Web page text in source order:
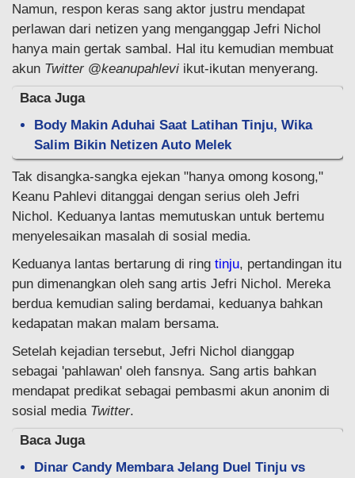
Namun, respon keras sang aktor justru mendapat
perlawan dari netizen yang menganggap Jefri Nichol
hanya main gertak sambal. Hal itu kemudian membuat
akun Twitter @keanupahlevi ikut-ikutan menyerang.
Baca Juga
Body Makin Aduhai Saat Latihan Tinju, Wika
Salim Bikin Netizen Auto Melek
Tak disangka-sangka ejekan "hanya omong kosong,"
Keanu Pahlevi ditanggai dengan serius oleh Jefri
Nichol. Keduanya lantas memutuskan untuk bertemu
menyelesaikan masalah di sosial media.
Keduanya lantas bertarung di ring tinju, pertandingan itu
pun dimenangkan oleh sang artis Jefri Nichol. Mereka
berdua kemudian saling berdamai, keduanya bahkan
kedapatan makan malam bersama.
Setelah kejadian tersebut, Jefri Nichol dianggap
sebagai 'pahlawan' oleh fansnya. Sang artis bahkan
mendapat predikat sebagai pembasmi akun anonim di
sosial media Twitter.
Baca Juga
Dinar Candy Membara Jelang Duel Tinju vs